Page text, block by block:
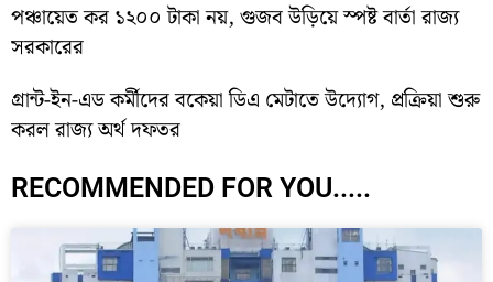
পঞ্চায়েত কর ১২০০ টাকা নয়, গুজব উড়িয়ে স্পষ্ট বার্তা রাজ্য
সরকারের
গ্রান্ট-ইন-এড কর্মীদের বকেয়া ডিএ মেটাতে উদ্যোগ, প্রক্রিয়া শুরু
করল রাজ্য অর্থ দফতর
RECOMMENDED FOR YOU.....